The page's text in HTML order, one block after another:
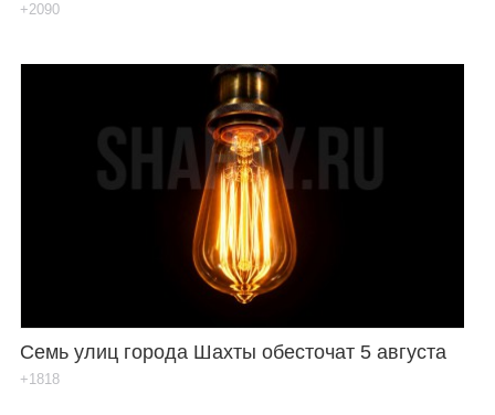
+2090
Семь улиц города Шахты обесточат 5 августа
+1818